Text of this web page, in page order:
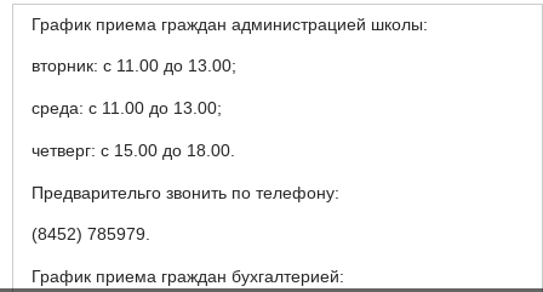
График приема граждан администрацией школы:
вторник: с 11.00 до 13.00;
среда: с 11.00 до 13.00;
четверг: с 15.00 до 18.00.
Предварительго звонить по телефону:
(8452) 785979.
График приема граждан бухгалтерией: